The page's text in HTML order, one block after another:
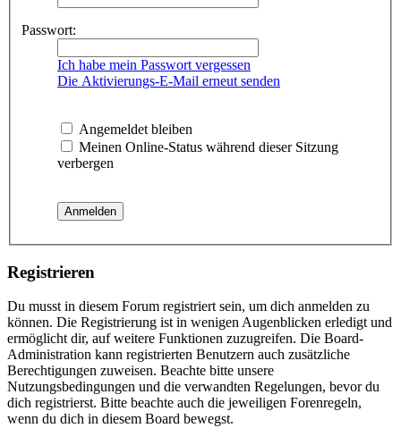
Passwort:
Ich habe mein Passwort vergessen
Die Aktivierungs-E-Mail erneut senden
Angemeldet bleiben
Meinen Online-Status während dieser Sitzung
verbergen
Registrieren
Du musst in diesem Forum registriert sein, um dich anmelden zu
können. Die Registrierung ist in wenigen Augenblicken erledigt und
ermöglicht dir, auf weitere Funktionen zuzugreifen. Die Board-
Administration kann registrierten Benutzern auch zusätzliche
Berechtigungen zuweisen. Beachte bitte unsere
Nutzungsbedingungen und die verwandten Regelungen, bevor du
dich registrierst. Bitte beachte auch die jeweiligen Forenregeln,
wenn du dich in diesem Board bewegst.